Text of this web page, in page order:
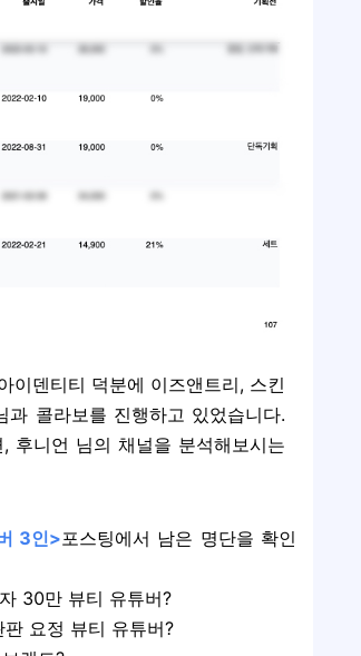
이덴티티 덕분에 이즈앤트리, 스킨
콜라보를 진행하고 있었습니다.
후니언 님의 채널을 분석해보시는
3인>포스팅에서 남은 명단을 확인
30만 뷰티 유튜버?
요정 뷰티 유튜버?